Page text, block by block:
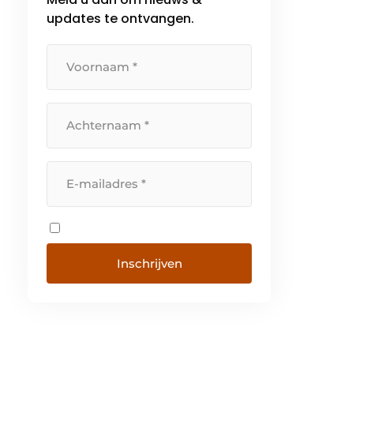
updates te ontvangen.